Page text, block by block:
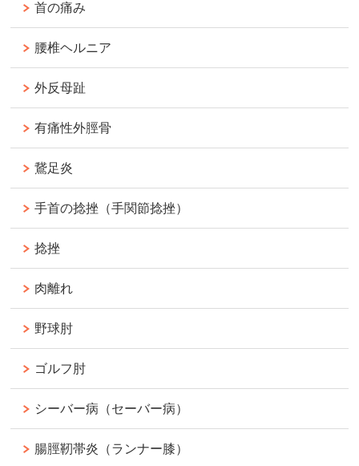
首の痛み
腰椎ヘルニア
外反母趾
有痛性外脛骨
鵞足炎
手首の捻挫（手関節捻挫）
捻挫
肉離れ
野球肘
ゴルフ肘
シーバー病（セーバー病）
腸脛靭帯炎（ランナー膝）